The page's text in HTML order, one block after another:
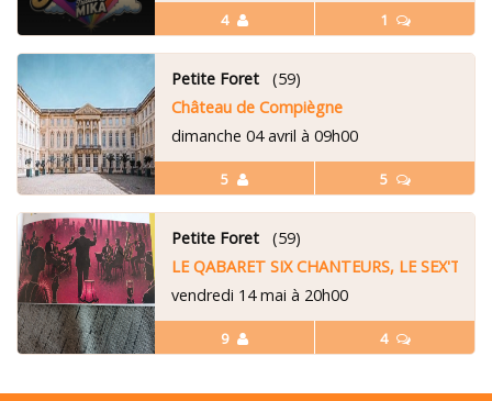
4 1
5 5
Petite Foret(59)
Château de Compiègne
dimanche 04 avril à 09h00
9 4
Petite Foret(59)
LE QABARET SIX CHANTEURS, LE
vendredi 14 mai à 20h00